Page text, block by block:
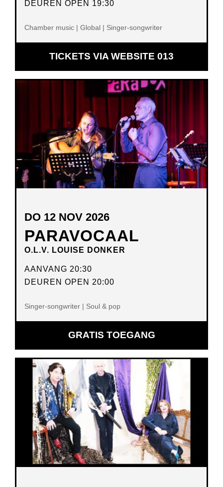
DEUREN OPEN 19:30
Chamber music | Global | Singer-songwriter
TICKETS VIA WEBSITE 013
IN
PARAVOCAAL
O.L.V. LOUISE DONKER
DO 12 NOV 2026
AANVANG 20:30
DEUREN OPEN 20:00
Singer-songwriter | Soul & pop
GRATIS TOEGANG